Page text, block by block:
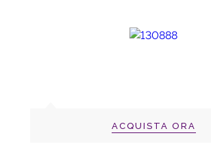
ACQUISTA ORA